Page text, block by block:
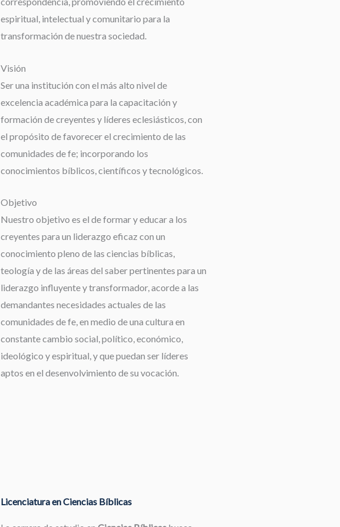
espiritual, intelectual y comunitario para la
transformación de nuestra sociedad.
Visión
Ser una institución con el más alto nivel de
excelencia académica para la capacitación y
formación de creyentes y líderes eclesiásticos, con
el propósito de favorecer el crecimiento de las
comunidades de fe; incorporando los
conocimientos bíblicos, científicos y tecnológicos.
Objetivo
Nuestro objetivo es el de formar y educar a los
creyentes para un liderazgo eficaz con un
conocimiento pleno de las ciencias bíblicas,
teología y de las áreas del saber pertinentes para un
liderazgo influyente y transformador, acorde a las
demandantes necesidades actuales de las
comunidades de fe, en medio de una cultura en
constante cambio social, político, económico,
ideológico y espiritual, y que puedan ser líderes
aptos en el desenvolvimiento de su vocación.
Licenciatura en Ciencias Bíblicas